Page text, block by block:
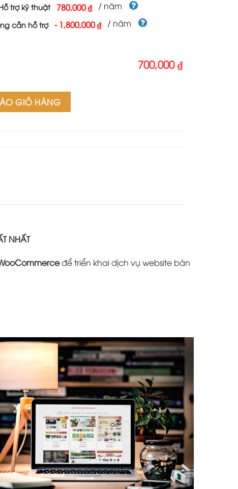
trợ kỹ thuật 780,000 ₫ / năm
cần hỗ trợ -1,800,000 ₫ / năm
700,000 ₫
lượng
GIỎ HÀNG
NHẤT
để triển khai dịch vụ website bán